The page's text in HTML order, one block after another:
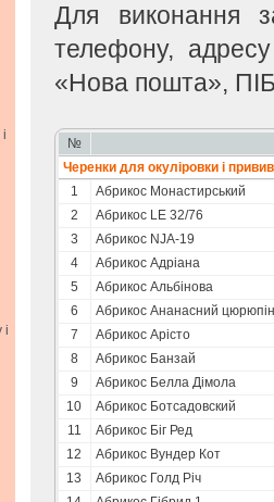
Для виконання
телефону,
«Нова пошта»,
№
Черенки для окулiровки i
1
Абрикоc Монастирський
2
Абрикос LE 32/76
3
Абрикос NJA-19
4
Абрикос Адріана
5
Абрикос Альбінова
6
Абрикос Ананасний
7
Абрикос Арісто
8
Абрикос Банзай
9
Абрикос Белла Дімола
10
Абрикос Ботсадовский
11
Абрикос Біг Ред
12
Абрикос Вундер Кот
13
Абрикос Голд Річ
i